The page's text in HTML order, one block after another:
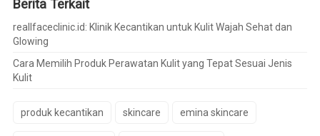
Berita Terkait
reallfaceclinic.id: Klinik Kecantikan untuk Kulit Wajah Sehat dan
Glowing
Cara Memilih Produk Perawatan Kulit yang Tepat Sesuai Jenis
Kulit
produk kecantikan skincare emina skincare